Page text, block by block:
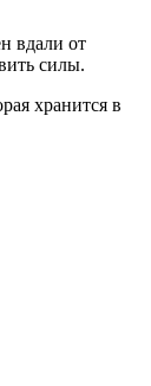
вдали от
силы.
хранится в